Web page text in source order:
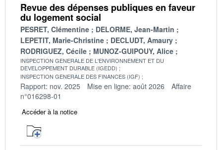
Revue des dépenses publiques en faveur
du logement social
PESRET, Clémentine
DELORME, Jean-Martin
LEPETIT, Marie-Christine
DECLUDT, Amaury
RODRIGUEZ, Cécile
MUNOZ-GUIPOUY, Alice
INSPECTION GENERALE DE L'ENVIRONNEMENT ET DU
DEVELOPPEMENT DURABLE (IGEDD)
INSPECTION GENERALE DES FINANCES (IGF)
Rapport: nov. 2025 Mise en ligne: août 2026
Affaire
n°016298-01
Accéder à la notice